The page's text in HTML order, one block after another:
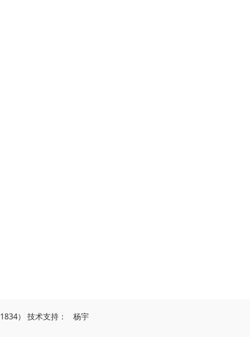
） 技术支持： 杨宇